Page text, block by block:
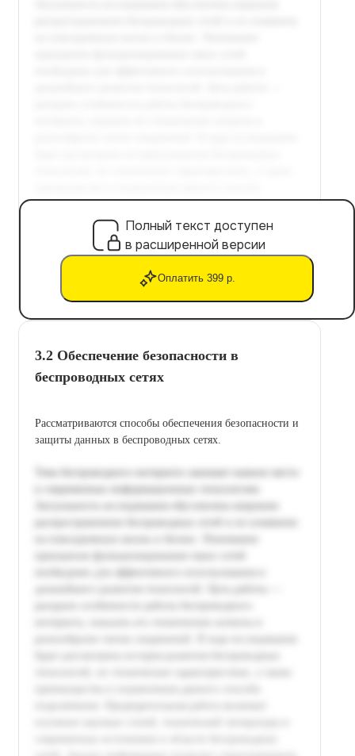
Полный текст доступен
в расширенной версии
Оплатить 399 р.
3.2 Обеспечение безопасности в
беспроводных сетях
Рассматриваются способы обеспечения безопасности и
защиты данных в беспроводных сетях.